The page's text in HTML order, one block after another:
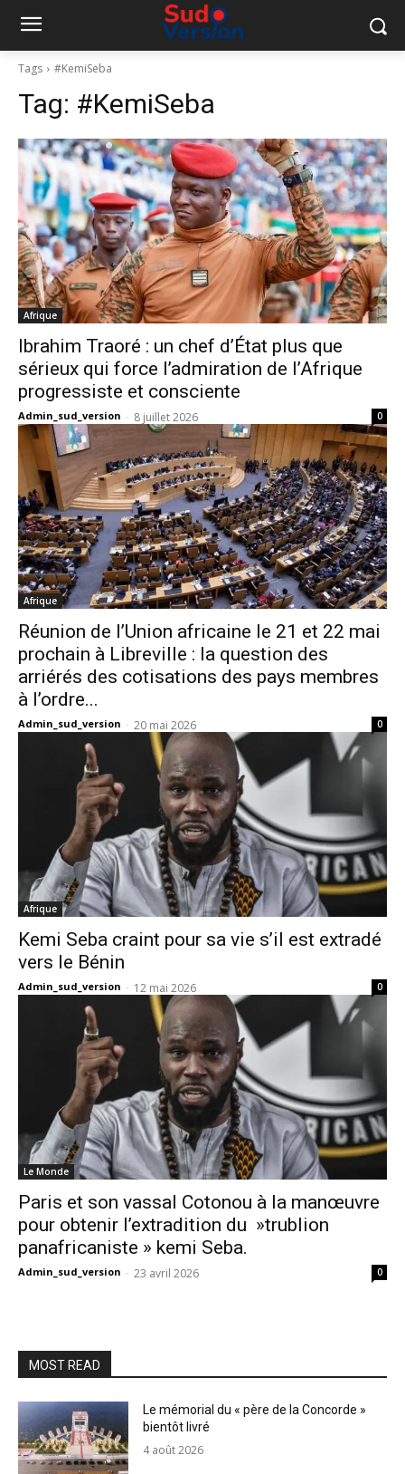
Tags #KemiSeba
Tag: #KemiSeba
Afrique
Ibrahim Traoré : un chef d’État plus que
sérieux qui force l’admiration de l’Afrique
progressiste et consciente
Admin_sud_version - 8 juillet 2026 0
Afrique
Réunion de l’Union africaine le 21 et 22 mai
prochain à Libreville : la question des
arriérés des cotisations des pays membres
à l’ordre...
Admin_sud_version - 20 mai 2026 0
Afrique
Kemi Seba craint pour sa vie s’il est extradé
vers le Bénin
Admin_sud_version - 12 mai 2026 0
Le Monde
Paris et son vassal Cotonou à la manœuvre
pour obtenir l’extradition du »trublion
panafricaniste » kemi Seba.
Admin_sud_version - 23 avril 2026 0
MOST READ
Le mémorial du « père de la Concorde »
bientôt livré
4 août 2026